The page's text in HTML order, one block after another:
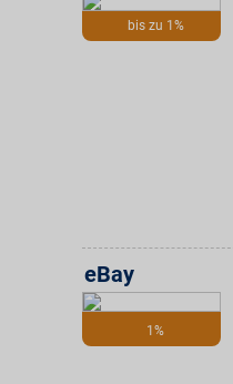
bis zu 1%
1%
eBay